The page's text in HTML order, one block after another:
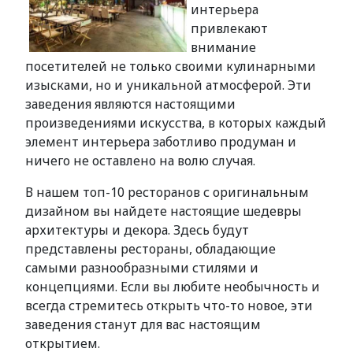
интерьера
привлекают
внимание
посетителей не только своими кулинарными
изысками, но и уникальной атмосферой. Эти
заведения являются настоящими
произведениями искусства, в которых каждый
элемент интерьера заботливо продуман и
ничего не оставлено на волю случая.
В нашем топ-10 ресторанов с оригинальным
дизайном вы найдете настоящие шедевры
архитектуры и декора. Здесь будут
представлены рестораны, обладающие
самыми разнообразными стилями и
концепциями. Если вы любите необычность и
всегда стремитесь открыть что-то новое, эти
заведения станут для вас настоящим
открытием.